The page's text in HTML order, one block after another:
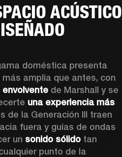
ACÚSTICO
doméstica presenta
amplia que antes, con
de Marshall y se
una experiencia más
de la Generación III traen
fuera y guías de ondas
un sonido sólido tan
punto de la